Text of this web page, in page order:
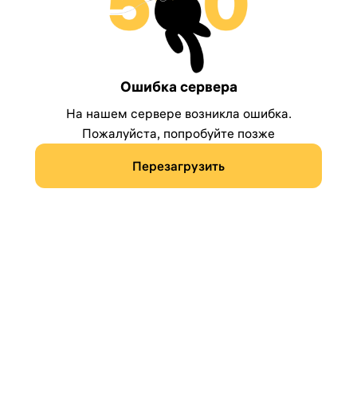
Ошибка сервера
На нашем сервере возникла ошибка.
Пожалуйста, попробуйте позже
Перезагрузить